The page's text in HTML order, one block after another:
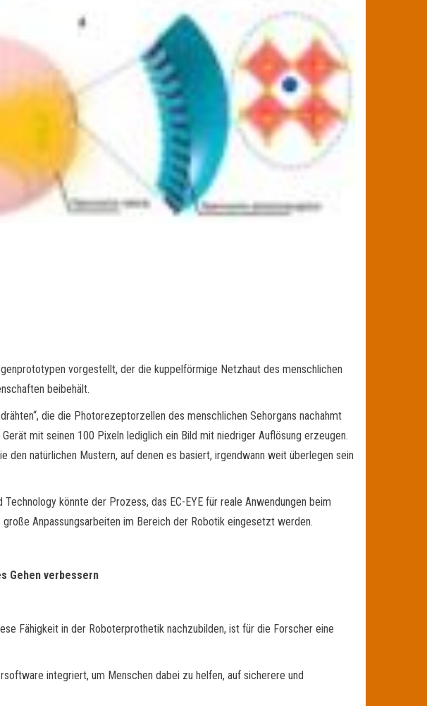
vorgestellt, der die kuppelförmige Netzhaut des menschlichen
beibehält.
die die Photorezeptorzellen des menschlichen Sehorgans nachahmt
mit seinen 100 Pixeln lediglich ein Bild mit niedriger Auflösung erzeugen.
natürlichen Mustern, auf denen es basiert, irgendwann weit überlegen sein
könnte der Prozess, das EC-EYE für reale Anwendungen beim
Anpassungsarbeiten im Bereich der Robotik eingesetzt werden.
Gehen verbessern
Fähigkeit in der Roboterprothetik nachzubilden, ist für die Forscher eine
integriert, um Menschen dabei zu helfen, auf sicherere und